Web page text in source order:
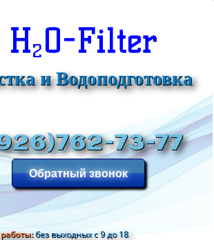
и Водоподготовка
73-77
Обратный звонок
без выходных с 9 до 18